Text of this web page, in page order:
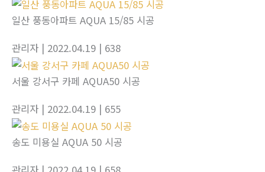
일산 풍동아파트 AQUA 15/85 시공
관리자 | 2022.04.19 | 638
서울 강서구 카페 AQUA50 시공
관리자 | 2022.04.19 | 655
송도 미용실 AQUA 50 시공